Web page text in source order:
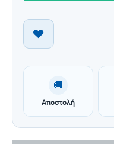
🚚
Αποστολή